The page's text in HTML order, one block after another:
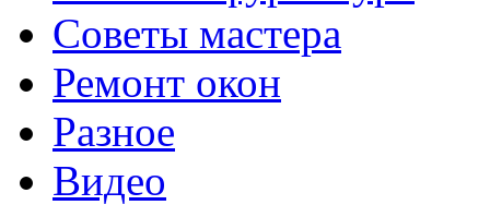
Советы мастера
Ремонт окон
Разное
Видео